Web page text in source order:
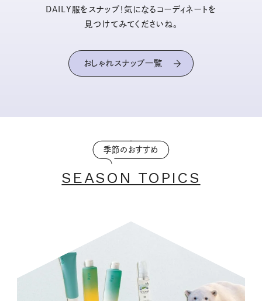
DAILY服をスナップ！気になるコーディネートを
見つけてみてくださいね。
おしゃれスナップ一覧
季節のおすすめ
SEASON TOPICS